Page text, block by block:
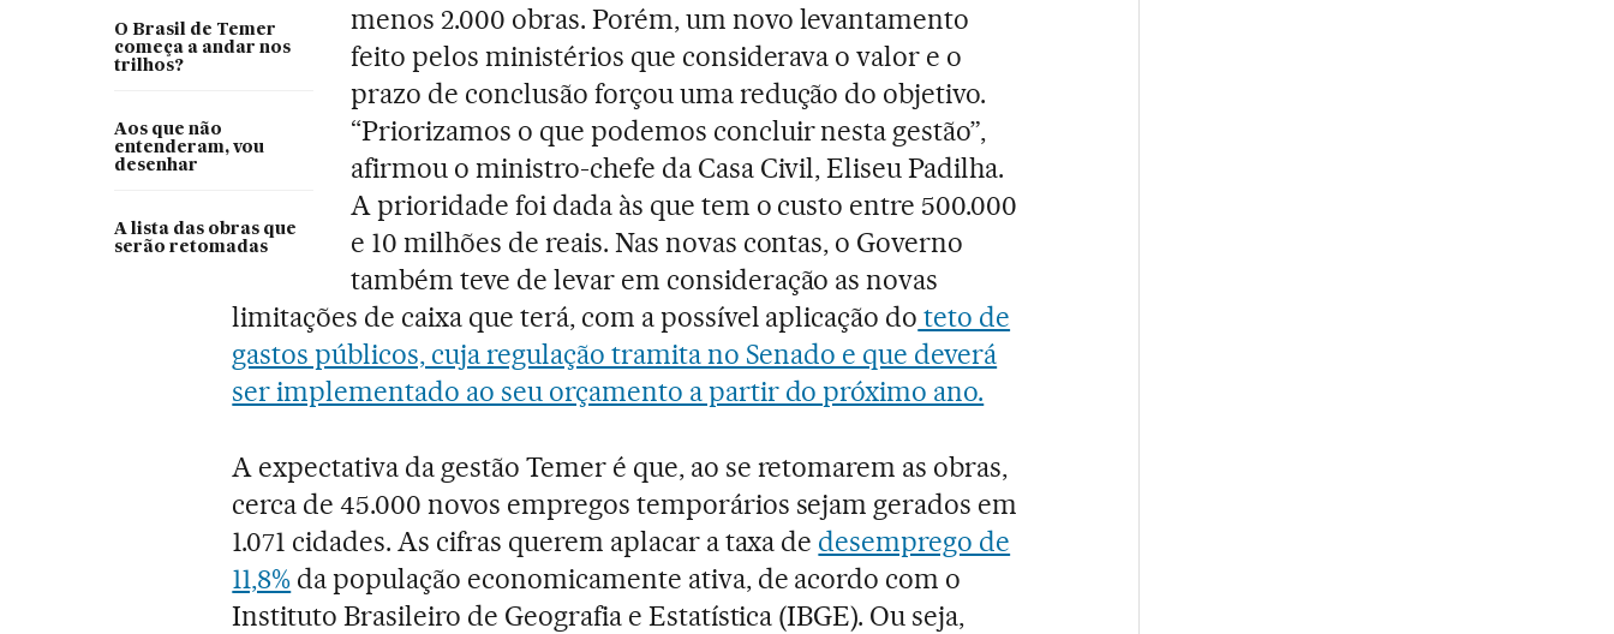
O Brasil de Temer
começa a andar nos
trilhos?
Aos que não
entenderam, vou
desenhar
A lista das obras que
serão retomadas
menos 2.000 obras. Porém, um novo levantamento
feito pelos ministérios que considerava o valor e o
prazo de conclusão forçou uma redução do objetivo.
“Priorizamos o que podemos concluir nesta gestão”,
afirmou o ministro-chefe da Casa Civil, Eliseu Padilha.
A prioridade foi dada às que tem o custo entre 500.000
e 10 milhões de reais. Nas novas contas, o Governo
também teve de levar em consideração as novas
limitações de caixa que terá, com a possível aplicação do teto de
gastos públicos, cuja regulação tramita no Senado e que deverá
ser implementado ao seu orçamento a partir do próximo ano.
A expectativa da gestão Temer é que, ao se retomarem as obras,
cerca de 45.000 novos empregos temporários sejam gerados em
1.071 cidades. As cifras querem aplacar a taxa de desemprego de
11,8% da população economicamente ativa, de acordo com o
Instituto Brasileiro de Geografia e Estatística (IBGE). Ou seja,